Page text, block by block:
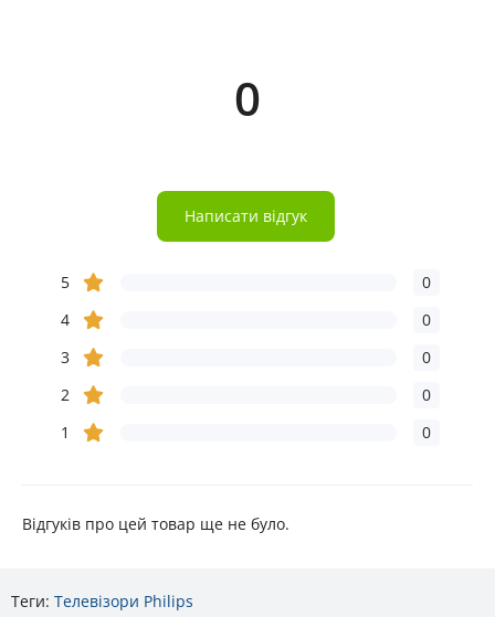
0
Написати відгук
5
0
4
0
3
0
2
0
1
0
Відгуків про цей товар ще не було.
Теги: Телевізори Philips